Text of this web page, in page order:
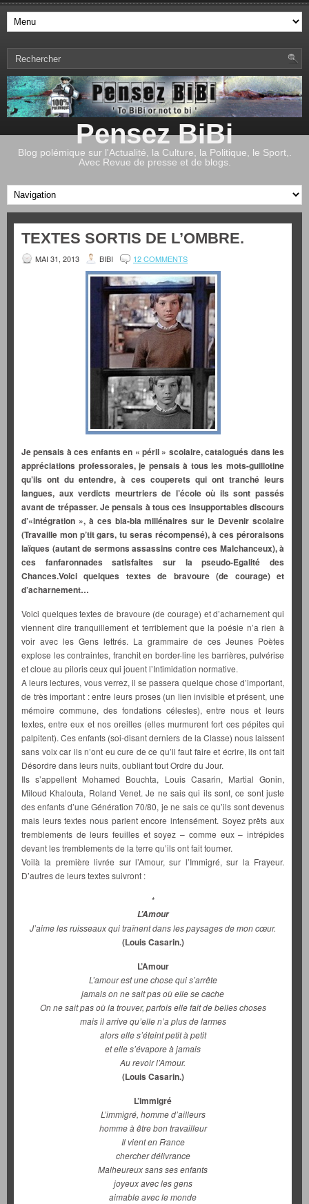
Pensez BiBi
Blog polémique sur l'Actualité, la Culture, la Politique, le Sport,.
Avec Revue de presse et de blogs.
TEXTES SORTIS DE L’OMBRE.
MAI 31, 2013 BIBI 12 COMMENTS
Je pensais à ces enfants en « péril » scolaire, catalogués dans les
appréciations professorales, je pensais à tous les mots-guillotine
qu’ils ont du entendre, à ces couperets qui ont tranché leurs
langues, aux verdicts meurtriers de l’école où ils sont passés
avant de trépasser.Je pensais à tous ces insupportables discours
d’«intégration », à ces bla-bla millénaires sur le Devenir scolaire
(Travaille mon p’tit gars, tu seras récompensé), à ces péroraisons
laïques (autant de sermons assassins contre ces Malchanceux), à
ces fanfaronnades satisfaites sur la pseudo-Egalité des
Chances.Voici quelques textes de bravoure (de courage) et
d’acharnement…
Voici quelques textes de bravoure (de courage) et d’acharnement qui
viennent dire tranquillement et terriblement que la poésie n’a rien à
voir avec les Gens lettrés. La grammaire de ces Jeunes Poètes
explose les contraintes, franchit en border-line les barrières, pulvérise
et cloue au piloris ceux qui jouent l’Intimidation normative.
A leurs lectures, vous verrez, il se passera quelque chose d’important,
de très important : entre leurs proses (un lien invisible et présent, une
mémoire commune, des fondations célestes), entre nous et leurs
textes, entre eux et nos oreilles (elles murmurent fort ces pépites qui
palpitent). Ces enfants (soi-disant derniers de la Classe) nous laissent
sans voix car ils n’ont eu cure de ce qu’il faut faire et écrire, ils ont fait
Désordre dans leurs nuits, oubliant tout Ordre du Jour.
Ils s’appellent Mohamed Bouchta, Louis Casarin, Martial Gonin,
Miloud Khalouta, Roland Venet. Je ne sais qui ils sont, ce sont juste
des enfants d’une Génération 70/80, je ne sais ce qu’ils sont devenus
mais leurs textes nous parlent encore intensément. Soyez prêts aux
tremblements de leurs feuilles et soyez – comme eux – intrépides
devant les tremblements de la terre qu’ils ont fait tourner.
Voilà la première livrée sur l’Amour, sur l’Immigré, sur la Frayeur.
D’autres de leurs textes suivront :
*
L’Amour
J’aime les ruisseaux qui traînent dans les paysages de mon cœur.
(Louis Casarin.)
L’Amour
L’amour est une chose qui s’arrête
jamais on ne sait pas où elle se cache
On ne sait pas où la trouver, parfois elle fait de belles choses
mais il arrive qu’elle n’a plus de larmes
alors elle s’éteint petit à petit
et elle s’évapore à jamais
Au revoir l’Amour.
(Louis Casarin.)
L’immigré
L’immigré, homme d’ailleurs
homme à être bon travailleur
Il vient en France
chercher délivrance
Malheureux sans ses enfants
joyeux avec les gens
aimable avec le monde